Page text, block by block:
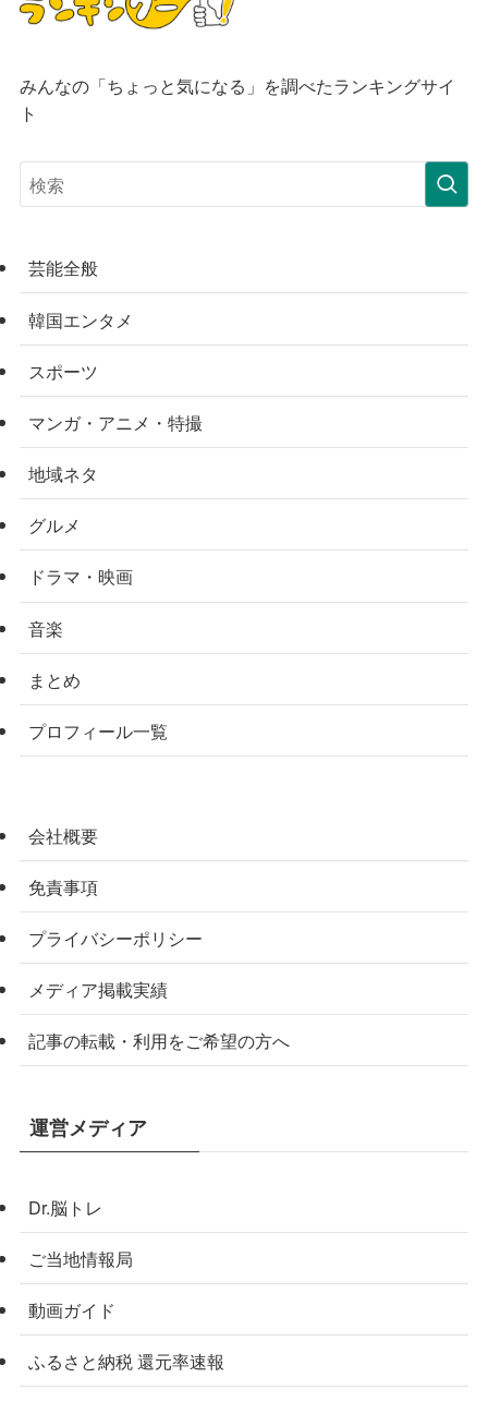
みんなの「ちょっと気になる」を調べたランキングサイ
ト
芸能全般
韓国エンタメ
スポーツ
マンガ・アニメ・特撮
地域ネタ
グルメ
ドラマ・映画
音楽
まとめ
プロフィール一覧
会社概要
免責事項
プライバシーポリシー
メディア掲載実績
記事の転載・利用をご希望の方へ
運営メディア
Dr.脳トレ
ご当地情報局
動画ガイド
ふるさと納税 還元率速報